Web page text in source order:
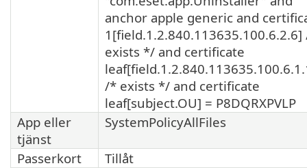
anchor apple generic and
exists */ and certificate
/* exists */ and certificate
leaf[subject.OU] = P8DQRXPVLP
App eller
tjänst
SystemPolicyAllFiles
Passerkort
Tillåt